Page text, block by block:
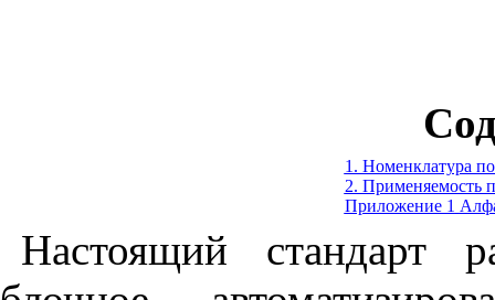
1. Номенклатура
2. Применяемость
Приложение 1
Настоящий стандарт